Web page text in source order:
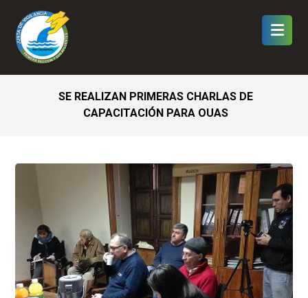
SE REALIZAN PRIMERAS CHARLAS DE
CAPACITACIÓN PARA OUAS